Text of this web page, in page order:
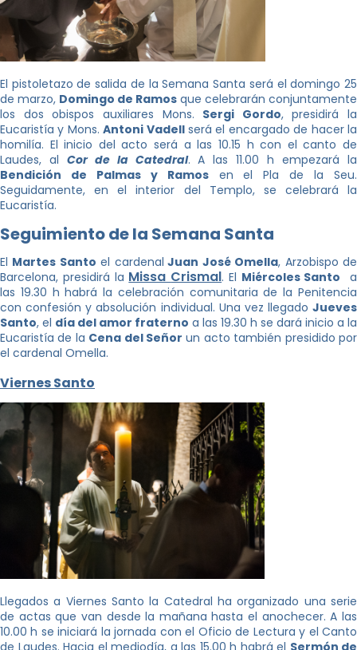
El pistoletazo de salida de la Semana Santa será el domingo 25
de marzo, Domingo de Ramos que celebrarán conjuntamente
los dos obispos auxiliares Mons. Sergi Gordo, presidirá la
Eucaristía y Mons.Antoni Vadellserá el encargado de hacer la
homilía. El inicio del acto será a las 10.15 h con el canto de
Laudes, al Cor de la Catedral. A las 11.00 h empezará la
Bendición de Palmas y Ramosen el Pla de la Seu.
Seguidamente, en el interior del Templo, se celebrará la
Eucaristía.
Seguimiento de la Semana Santa
El Martes Santo el cardenal Juan José Omella, Arzobispo de
Barcelona, presidirá la Missa Crismal. El Miércoles Santo a
las 19.30 h habrá la celebración comunitaria de la Penitencia
con confesión y absolución individual. Una vez llegado Jueves
Santo, el día del amor fraterno a las 19.30 h se dará inicio a la
Eucaristía de la Cena del Señor un acto también presidido por
el cardenal Omella.
Viernes Santo
Llegados a Viernes Santo la Catedral ha organizado una serie
de actas que van desde la mañana hasta el anochecer. A las
10.00 h se iniciará la jornada con el Oficio de Lectura y el Canto
de Laudes. Hacia el mediodía, a las 15.00 h habrá el Sermón de